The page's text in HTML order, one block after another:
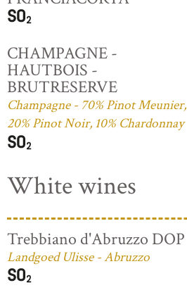
CHAMPAGNE -
HAUTBOIS -
BRUTRESERVE
Champagne - 70% Pinot Meunier,
20% Pinot Noir, 10% Chardonnay
White wines
Trebbiano d'Abruzzo DOP
Landgoed Ulisse - Abruzzo